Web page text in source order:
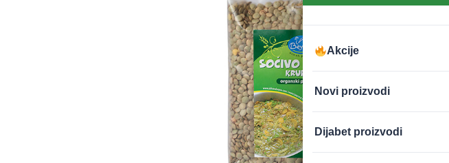
Akcije
Novi proizvodi
Dijabet proizvodi